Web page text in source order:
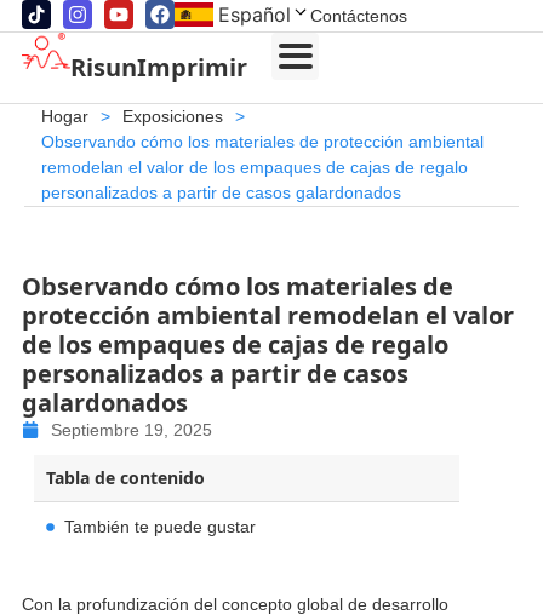
Español Contáctenos
RisunImprimir
Hogar > Exposiciones
>
Observando cómo los materiales de protección ambiental
remodelan el valor de los empaques de cajas de regalo
personalizados a partir de casos galardonados
Observando cómo los materiales de
protección ambiental remodelan el valor
de los empaques de cajas de regalo
personalizados a partir de casos
galardonados
Septiembre 19, 2025
Tabla de contenido
También te puede gustar
Con la profundización del concepto global de desarrollo